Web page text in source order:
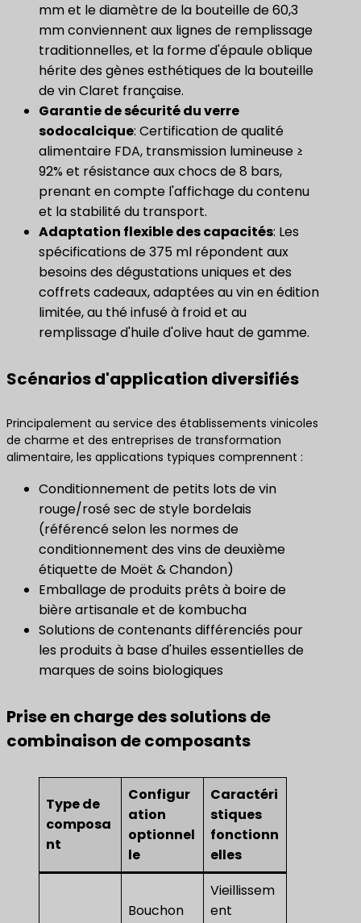
mm et le diamètre de la bouteille de 60,3
mm conviennent aux lignes de remplissage
traditionnelles, et la forme d'épaule oblique
hérite des gènes esthétiques de la bouteille
de vin Claret française.
​Garantie de sécurité du verre
sodocalcique​: Certification de qualité
alimentaire FDA, transmission lumineuse ≥
92% et résistance aux chocs de 8 bars,
prenant en compte l'affichage du contenu
et la stabilité du transport.
Adaptation flexible des capacités: Les
spécifications de 375 ml répondent aux
besoins des dégustations uniques et des
coffrets cadeaux, adaptées au vin en édition
limitée, au thé infusé à froid et au
remplissage d'huile d'olive haut de gamme.
Scénarios d'application diversifiés
Principalement au service des établissements vinicoles
de charme et des entreprises de transformation
alimentaire, les applications typiques comprennent :
Conditionnement de petits lots de vin
rouge/rosé sec de style bordelais
(référencé selon les normes de
conditionnement des vins de deuxième
étiquette de Moët & Chandon)
Emballage de produits prêts à boire de
bière artisanale et de kombucha
Solutions de contenants différenciés pour
les produits à base d'huiles essentielles de
marques de soins biologiques
Prise en charge des solutions de
combinaison de composants
Type de
composa
nt
Configur
ation
optionnel
le
Caractéri
stiques
fonctionn
elles
Bouchon
Vieillissem
ent